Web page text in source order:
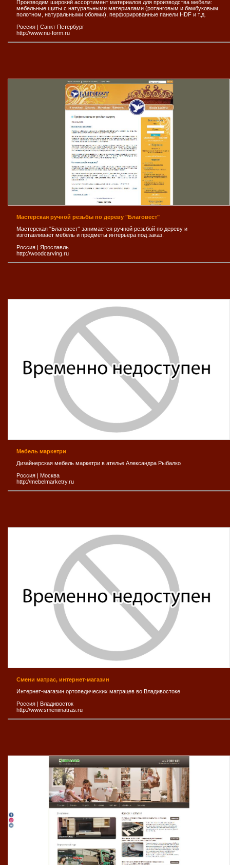
Производим широкий ассортимент материалов для производства мебели:
мебельные щиты с натуральными материалами (ротанговым и бамбуковым
полотном, натуральными обоями), перфорированные панели HDF и т.д.
Россия | Санкт Петербург
http://www.nu-form.ru
Мастерская ручной резьбы по дереву "Благовест"
Мастерская "Благовест" занимается ручной резьбой по дереву и
изготавливает мебель и предметы интерьера под заказ.
Россия | Ярослaвль
http://woodcarving.ru
Мебель маркетри
Дизайнерская мебель маркетри в ателье Александра Рыбалко
Россия | Москва
http://mebelmarketry.ru
Смени матрас, интернет-магазин
Интернет-магазин ортопедических матрацев во Владивостоке
Россия | Владивосток
http://www.smenimatras.ru